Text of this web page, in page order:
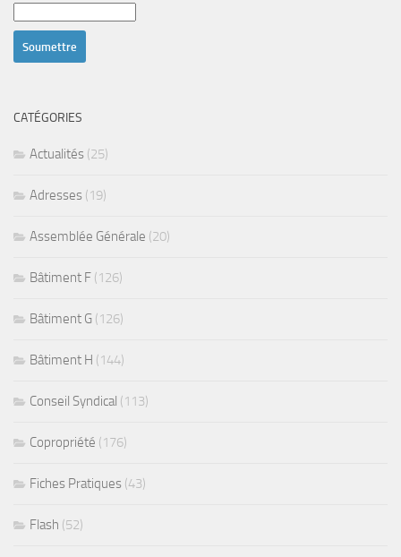
CATÉGORIES
Actualités (25)
Adresses (19)
Assemblée Générale (20)
Bâtiment F (126)
Bâtiment G (126)
Bâtiment H (144)
Conseil Syndical (113)
Copropriété (176)
Fiches Pratiques (43)
Flash (52)